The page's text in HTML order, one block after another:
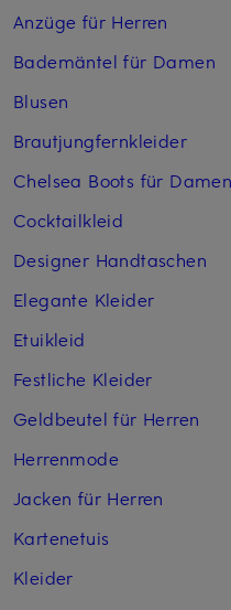
Anzüge für Herren
Bademäntel für Damen
Blusen
Brautjungfernkleider
Chelsea Boots für Damen
Cocktailkleid
Designer Handtaschen
Elegante Kleider
Etuikleid
Festliche Kleider
Geldbeutel für Herren
Herrenmode
Jacken für Herren
Kartenetuis
Kleider